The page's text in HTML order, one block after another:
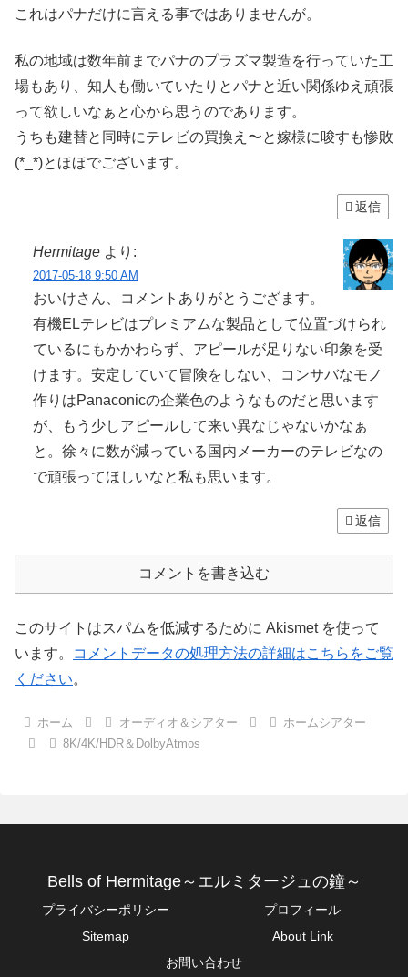
これはパナだけに言える事ではありませんが。
私の地域は数年前までパナのプラズマ製造を行っていた工
場もあり、知人も働いていたりとパナと近い関係ゆえ頑張
って欲しいなぁと心から思うのであります。
うちも建替と同時にテレビの買換え〜と嫁様に唆すも惨敗
(*_*)とほほでございます。
返信
Hermitage より:
2017-05-18 9:50 AM
おいけさん、コメントありがとうござます。
有機ELテレビはプレミアムな製品として位置づけられ
ているにもかかわらず、アピールが足りない印象を受
けます。安定していて冒険をしない、コンサバなモノ
作りはPanaconicの企業色のようなものだと思います
が、もう少しアピールして来い異なじゃないかなぁ
と。徐々に数が減っている国内メーカーのテレビなの
で頑張ってほしいなと私も思います。
返信
コメントを書き込む
このサイトはスパムを低減するために Akismet を使って
います。
コメントデータの処理方法の詳細はこちらをご覧
ください。
ホーム オーディオ＆シアター
ホームシアター
8K/4K/HDR＆DolbyAtmos
Bells of Hermitage～エルミタージュの鐘～
プライバシーポリシー
プロフィール
Sitemap
About Link
お問い合わせ